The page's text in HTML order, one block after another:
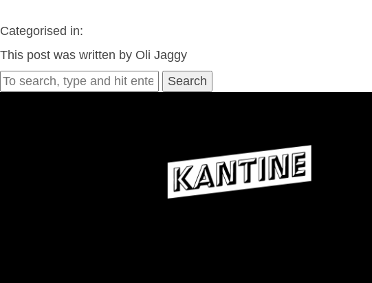
Categorised in:
This post was written by Oli Jaggy
Search